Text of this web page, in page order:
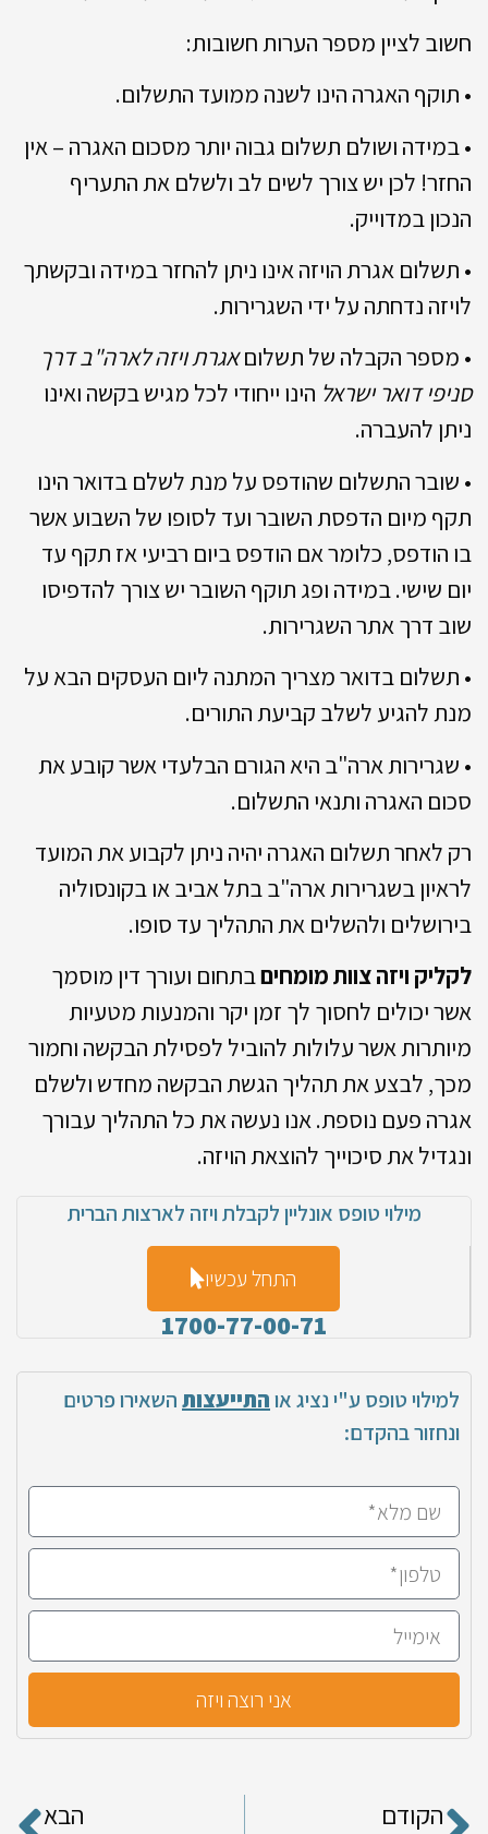
חשוב לציין מספר הערות חשובות:
• תוקף האגרה הינו לשנה ממועד התשלום.
• במידה ושולם תשלום גבוה יותר מסכום האגרה – אין
החזר! לכן יש צורך לשים לב ולשלם את התעריף
הנכון במדוייק.
• תשלום אגרת הויזה אינו ניתן להחזר במידה ובקשתך
לויזה נדחתה על ידי השגרירות.
• מספר הקבלה של תשלוםאגרת ויזה לארה"ב דרך
סניפי דואר ישראל הינו ייחודי לכל מגיש בקשה ואינו
ניתן להעברה.
• שובר התשלום שהודפס על מנת לשלם בדואר הינו
תקף מיום הדפסת השובר ועד לסופו של השבוע אשר
בו הודפס, כלומר אם הודפס ביום רביעי אז תקף עד
יום שישי. במידה ופג תוקף השובר יש צורך להדפיסו
שוב דרך אתר השגרירות.
• תשלום בדואר מצריך המתנה ליום העסקים הבא על
מנת להגיע לשלב קביעת התורים.
• שגרירות ארה"ב היא הגורם הבלעדי אשר קובע את
סכום האגרה ותנאי התשלום.
רק לאחר תשלום האגרה יהיה ניתן לקבוע את המועד
לראיון בשגרירות ארה"ב בתל אביב או בקונסוליה
בירושלים ולהשלים את התהליך עד סופו.
לקליק ויזה צוות מומחיםבתחום ועורך דין מוסמך
אשר יכולים לחסוך לך זמן יקר והמנעות מטעיות
מיותרות אשר עלולות להוביל לפסילת הבקשה וחמור
מכך, לבצע את תהליך הגשת הבקשה מחדש ולשלם
אגרה פעם נוספת. אנו נעשה את כל התהליך עבורך
ונגדיל את סיכוייך להוצאת הויזה.
מילוי טופס אונליין לקבלת ויזה לארצות הברית
התחל עכשיו
1700-77-00-71
למילוי טופס ע"י נציג אוהתייעצותהשאירו פרטים
ונחזור בהקדם:
אני רוצה ויזה
הקודם הבא